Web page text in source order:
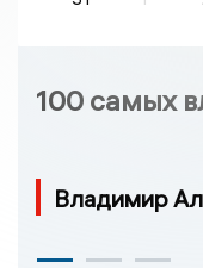
100 самых
Владимир